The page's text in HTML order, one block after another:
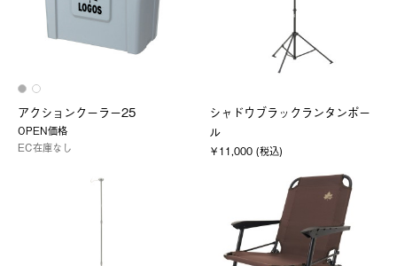
アクションクーラー25
OPEN価格
EC在庫なし
シャドウブラックランタンポー
ル
￥11,000 (税込)